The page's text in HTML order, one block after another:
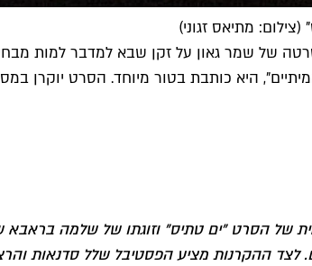
מתיאס זגוני)
של שמר גאון על זקן שבא למדבר למות
היא כותבת בטור מיוחד. הסרט יוקרן
לצד ההקרנות מציע הפסטיבל שלל סדנאות